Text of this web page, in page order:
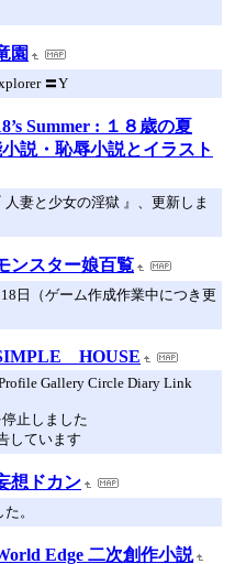
園
〓Y
Summer : １８歳の夏
説・恥辱小説とイラスト
妻と少女の淫獄 』、更新しま
ンスター娘百覧
日（ゲーム作成作業中につき更
HOUSE
Gallery Circle Diary Link
止しました
しています
想ドカン
。
Edge 二次創作小説